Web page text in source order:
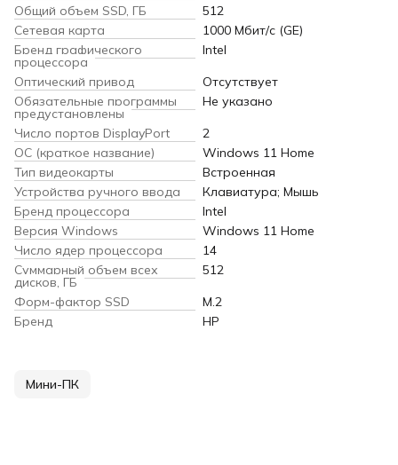
Общий объем SSD, ГБ
512
Сетевая карта
1000 Мбит/с (GE)
Бренд графического
процессора
Intel
Оптический привод
Отсутствует
Обязательные программы
предустановлены
Не указано
Число портов DisplayPort
2
ОС (краткое название)
Windows 11 Home
Тип видеокарты
Встроенная
Устройства ручного ввода
Клавиатура; Мышь
Бренд процессора
Intel
Версия Windows
Windows 11 Home
Число ядер процессора
14
Суммарный объем всех
дисков, ГБ
512
Форм-фактор SSD
M.2
Бренд
HP
Мини-ПК